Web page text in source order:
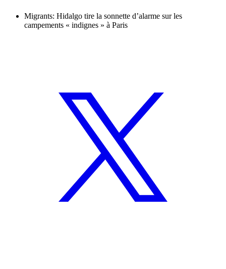
Migrants: Hidalgo tire la sonnette d’alarme sur les
campements « indignes » à Paris